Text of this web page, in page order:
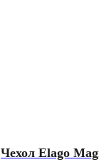
Чехол Elago